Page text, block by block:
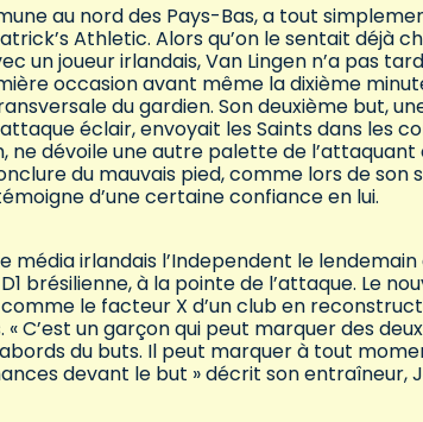
au nord des Pays-Bas, a tout
Athletic. Alors qu’on le sentait déjà
un joueur irlandais, Van Lingen n’a pas
occasion avant même la dixième
du gardien. Son deuxième but,
éclair, envoyait les Saints dans les
ne dévoile une autre palette de
du mauvais pied, comme lors de son
d’une certaine confiance en lui.
média irlandais l’Independent le
brésilienne, à la pointe de l’attaque. Le
le facteur X d’un club en
C’est un garçon qui peut marquer des
du buts. Il peut marquer à tout
devant le but » décrit son entraîneur,